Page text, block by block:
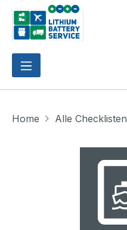
Zum Hauptinhalt springen
Home Alle Checklisten